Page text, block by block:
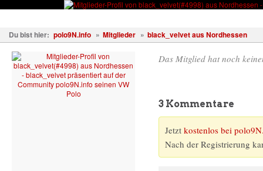
Du bist hier: polo9N.info » Mitglieder » black_velvet aus Nordhessen
Das Mitglied hat noch
3 Kommentare
Jetzt kostenlos bei
Nach der Registrierung